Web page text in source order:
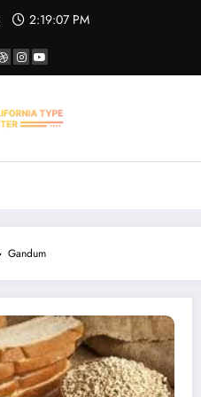
2:19:07 PM
Gandum